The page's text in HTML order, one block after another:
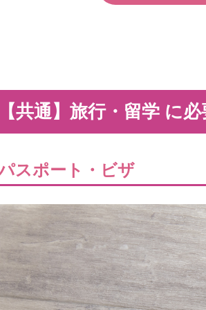
【共通】旅行・留学 に
スポート・ビザ